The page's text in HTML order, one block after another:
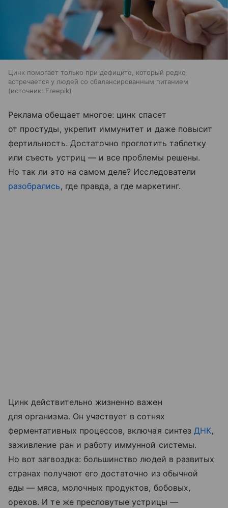
Цинк помогает только при дефиците, который редко
встречается у людей со сбалансированным питанием
источник: Freepik
Реклама обещает многое: цинк спасет
от простуды, укрепит иммунитет и даже повысит
фертильность. Достаточно проглотить таблетку
или съесть устриц — и все проблемы решены.
Но так ли это на самом деле? Исследователи
разобрались, где правда, а где маркетинг.
Цинк действительно жизненно важен
для организма. Он участвует в сотнях
ферментативных процессов, включая синтез ДНК,
заживление ран и работу иммунной системы.
Но вот загвоздка: большинство людей в развитых
странах получают его достаточно из обычной
еды — мяса, молочных продуктов, бобовых,
орехов. И те же пресловутые устрицы —